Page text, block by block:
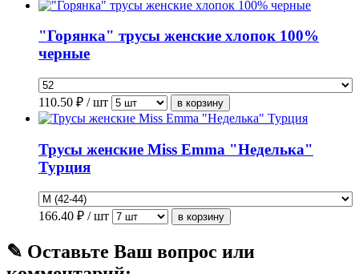
"Горянка" трусы женские хлопок 100%
черные
110.50 ₽ / шт
Трусы женские Miss Emma "Неделька"
Турция
166.40 ₽ / шт
✎ Оставьте Ваш вопрос или